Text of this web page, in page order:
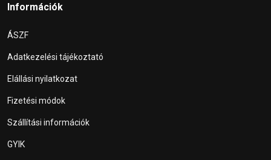
Információk
ÁSZF
Adatkezelési tájékoztató
Elállási nyilatkozat
Fizetési módok
Szállítási információk
GYIK